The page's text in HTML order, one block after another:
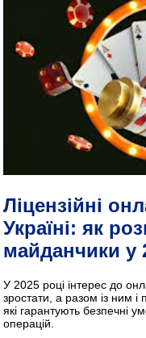
Ліцензійні
Україні: як
майданчики у
У 2025 році інтерес до
зростати, а разом із ним і
які гарантують безпечні
операцій.